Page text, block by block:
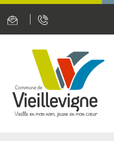
Panneau de gestion des cookies